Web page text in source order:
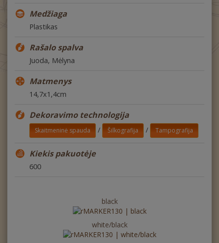
Medžiaga
Plastikas
Rašalo spalva
Juoda, Mėlyna
Matmenys
14,7x1,4cm
Dekoravimo technologija
Skaitmeninė spauda / Šilkografija / Tampografija
Kiekis pakuotėje
600
black
white/black